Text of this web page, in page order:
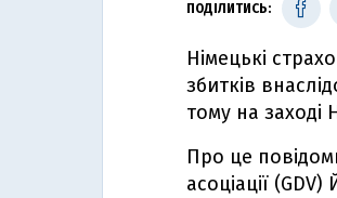
ПОДІЛИТИСЬ:
Німецькі
збитків
тому на заході
Про це
асоціації